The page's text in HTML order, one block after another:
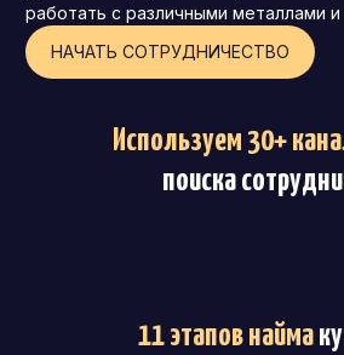
работать с различными металлами и
НАЧАТЬ СОТРУДНИЧЕСТВО
Используем 30+
поиска
11 этапов найма